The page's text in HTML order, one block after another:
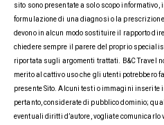
sito sono presentate a solo scopo
formulazione di una diagnosi o la
devono in alcun modo sostituire il rapporto
chiedere sempre il parere del proprio
riportata sugli argomenti trattati. B&C Travel
merito al cattivo uso che gli utenti potrebbero
presente Sito. Alcuni testi o immagini inserite
pertanto, considerate di pubblico dominio;
eventuali diritti d’autore, vogliate